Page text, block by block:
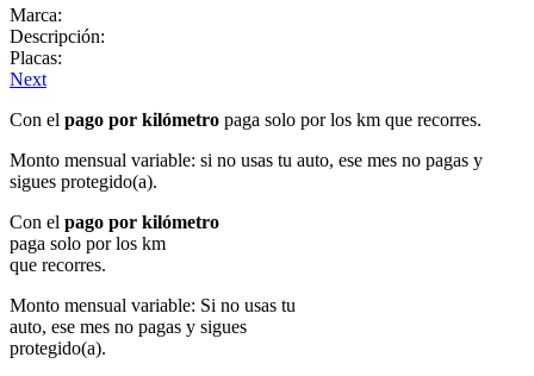
Marca:
Descripción:
Placas:
Next
Con el pago por kilómetro paga solo por los km que recorres.
Monto mensual variable: si no usas tu auto, ese mes no pagas y
sigues protegido(a).
Con el pago por kilómetro
paga solo por los km
que recorres.
Monto mensual variable: Si no usas tu
auto, ese mes no pagas y sigues
protegido(a).